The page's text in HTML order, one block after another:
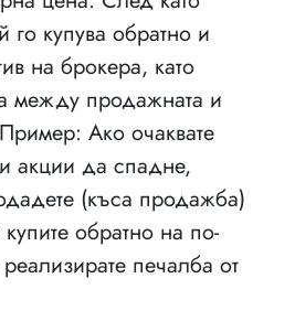
го купува обратно и
на брокера, като
между продажната и
Ако очаквате
акции да спадне,
(къса продажба)
обратно на по-
печалба от